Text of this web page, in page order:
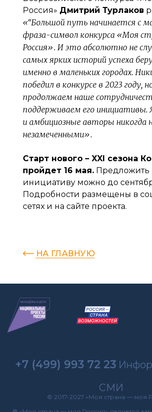
Россия» Дмитрий Турлаков
«“Большой путь начинается с
фраза-символ конкурса «Моя
Россия». И это абсолютно не
самых ярких историй успеха
именно в маленьких городах.
победил в конкурсе в 2023 году,
продолжаем наше
поддерживаем его инициативы.
и амбициозные авторы никогда
незамеченными».
Старт нового – XXI сезона
пройдет 16 мая. Предложить
инициативу можно до
Подробности размещены в
сетях и на сайте проекта.
НА ГЛАВНУЮ
+7 (499) 993 72 23
СМИ
© 2017-2027 «Моя страна — моя